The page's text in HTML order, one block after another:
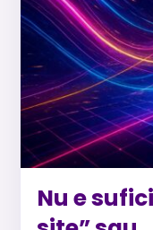
Nu e